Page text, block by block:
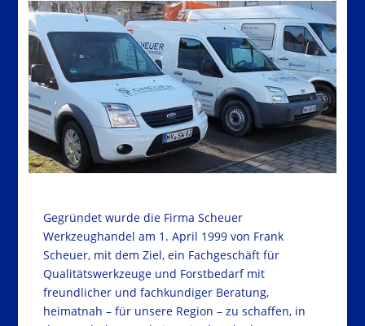
Gegründet wurde die Firma Scheuer
Werkzeughandel am 1. April 1999 von Frank
Scheuer, mit dem Ziel, ein Fachgeschäft für
Qualitätswerkzeuge und Forstbedarf mit
freundlicher und fachkundiger Beratung,
heimatnah – für unsere Region – zu schaffen, in